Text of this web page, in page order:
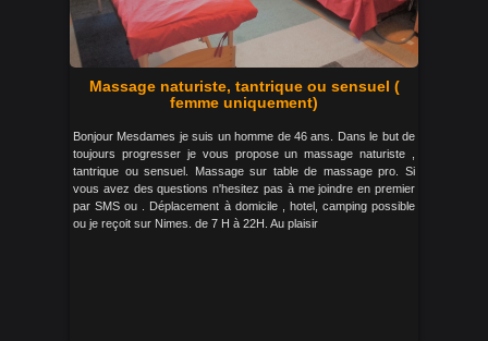
Massage naturiste, tantrique ou sensuel (
femme uniquement)
Bonjour Mesdames je suis un homme de 46 ans. Dans le but de
toujours progresser je vous propose un massage naturiste ,
tantrique ou sensuel. Massage sur table de massage pro. Si
vous avez des questions n'hesitez pas à me joindre en premier
par SMS ou . Déplacement à domicile , hotel, camping possible
ou je reçoit sur Nimes. de 7 H à 22H. Au plaisir